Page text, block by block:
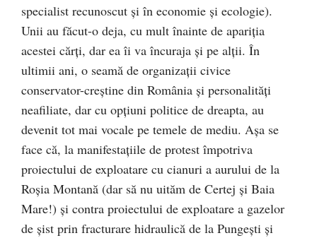
specialist recunoscut şi în economie şi ecologie).
Unii au făcut-o deja, cu mult înainte de apariţia
acestei cărţi, dar ea îi va încuraja şi pe alţii. În
ultimii ani, o seamă de organizaţii civice
conservator-creştine din România şi personalităţi
neafiliate, dar cu opţiuni politice de dreapta, au
devenit tot mai vocale pe temele de mediu. Aşa se
face că, la manifestaţiile de protest împotriva
proiectului de exploatare cu cianuri a aurului de la
Roşia Montană (dar să nu uităm de Certej şi Baia
Mare!) şi contra proiectului de exploatare a gazelor
de şist prin fracturare hidraulică de la Pungeşti şi